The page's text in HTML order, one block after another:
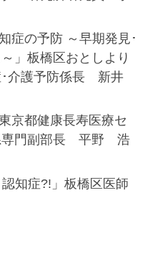
症の予防 ～早期発見･
」板橋区おとしより
･介護予防係長 新井
京都健康長寿医療セ
専門副部長 平野 浩
知症?!」板橋区医師